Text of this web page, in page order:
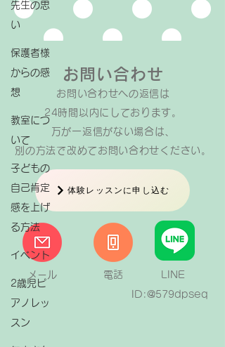
先生の思
い
保護者様
からの感
想
教室につ
いて
子どもの
自己肯定
感を上げ
る方法
イベント
2歳児ピ
アノレッ
スン
お問い合わせ
お問い合わせへの返信は​
24時間以内にしております。
万が一返信がない場合は、
​別の方法で改めてお問い合わせください。
体験レッスンに申し込む
メール 電話
LINE
ID:@579dpseq